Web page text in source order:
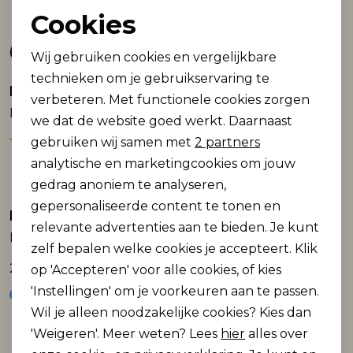
Gerelateerde producten
Sale
Name It mini
16,50 32,99
Name It mini
24,99
Name It mini
26,99
Name It mini
29,99
Noodzakelijke cookies
Personalisatie cookies
Analytische cookies
Marketing cookies
Cookies
Wij gebruiken cookies en vergelijkbare
technieken om je gebruikservaring te
verbeteren. Met functionele cookies zorgen
we dat de website goed werkt. Daarnaast
gebruiken wij samen met 2 partners
analytische en marketingcookies om jouw
gedrag anoniem te analyseren,
gepersonaliseerde content te tonen en
relevante advertenties aan te bieden. Je kunt
zelf bepalen welke cookies je accepteert. Klik
op 'Accepteren' voor alle cookies, of kies
'Instellingen' om je voorkeuren aan te passen.
Wil je alleen noodzakelijke cookies? Kies dan
'Weigeren'. Meer weten? Lees hier alles over